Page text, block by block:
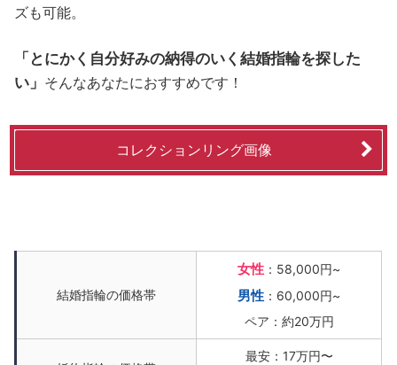
ズも可能。
「とにかく自分好みの納得のいく結婚指輪を探した
い」 そんなあなたにおすすめです！
コレクションリング画像
結婚指輪の価格帯
女性 ：58,000円~
男性 ：60,000円~
ペア：約20万円
最安：17万円〜